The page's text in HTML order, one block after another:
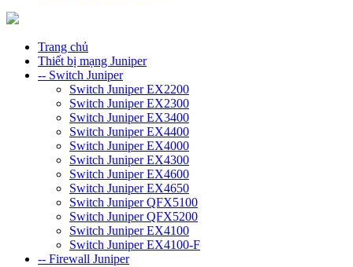
Trang chủ
Thiết bị mạng Juniper
-- Switch Juniper
Switch Juniper EX2200
Switch Juniper EX2300
Switch Juniper EX3400
Switch Juniper EX4400
Switch Juniper EX4000
Switch Juniper EX4300
Switch Juniper EX4600
Switch Juniper EX4650
Switch Juniper QFX5100
Switch Juniper QFX5200
Switch Juniper EX4100
Switch Juniper EX4100-F
-- Firewall Juniper